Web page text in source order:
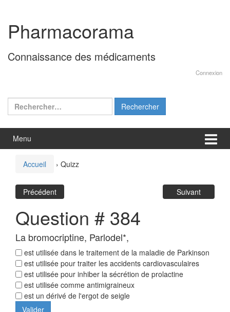
contenu
menu
principal
Pharmacorama
Connaissance des médicaments
Connexion
Rechercher :
Menu
Accueil › Quizz
Précédent Suivant
Question # 384
La bromocriptine, Parlodel*,
est utilisée dans le traitement de la maladie de Parkinson
est utilisée pour traiter les accidents cardiovasculaires
est utilisée pour inhiber la sécrétion de prolactine
est utilisée comme antimigraineux
est un dérivé de l'ergot de seigle